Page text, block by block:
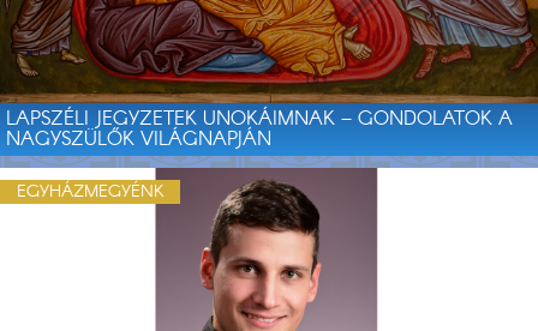
LAPSZÉLI JEGYZETEK UNOKÁIMNAK – GONDOLATOK A
NAGYSZÜLŐK VILÁGNAPJÁN
EGYHÁZMEGYÉNK